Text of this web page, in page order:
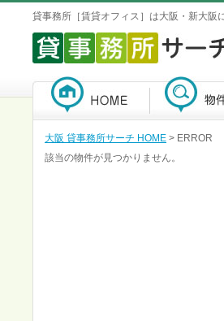
貸事務所［賃貸オフィス］は大阪・新大阪
大阪 貸事務所サーチ HOME > ERROR
該当の物件が見つかりません。